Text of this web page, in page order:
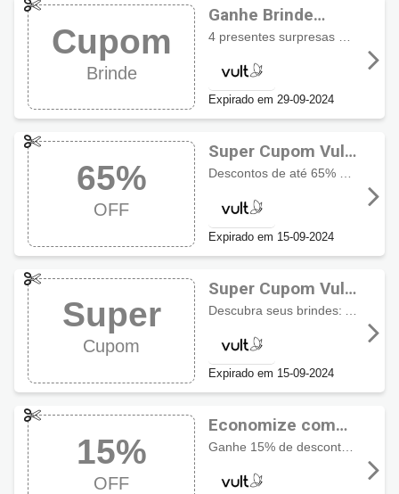
Cupom
Brinde
Ganhe Brinde
Exclusivo com
cupom Vult
Expirado em 29-09-2024
65%
OFF
Super Cupom Vult
até 65% OFF +
Descontos de até 65% + Frete Grátis + Ecoglitter acima de R$79
Expirado em 15-09-2024
Super
Cupom
Super Cupom Vult
com Brindes
Expirado em 15-09-2024
15%
OFF
Economize com
15% usando
cupom Vult